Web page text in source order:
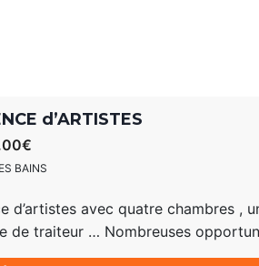
d’ARTISTES
BAINS
d’artistes avec quatre chambres
de traiteur … Nombreuses
ouvert à des séminaires et